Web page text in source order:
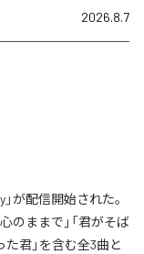
2026.8.7
が配信開始された。
のままで」「君がそば
た君」を含む全3曲と